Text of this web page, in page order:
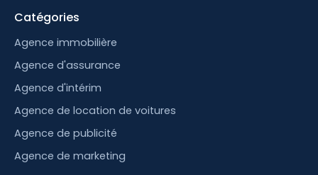
Catégories
Agence immobilière
Agence d'assurance
Agence d'intérim
Agence de location de voitures
Agence de publicité
Agence de marketing